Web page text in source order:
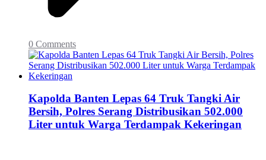
0 Comments
Kapolda Banten Lepas 64 Truk Tangki Air
Bersih, Polres Serang Distribusikan 502.000
Liter untuk Warga Terdampak Kekeringan